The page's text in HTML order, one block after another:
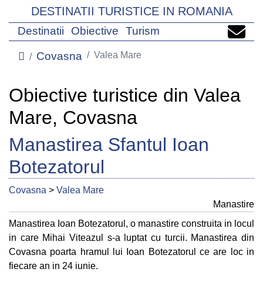
DESTINATII TURISTICE IN ROMANIA
Destinatii Obiective Turism
Covasna Valea Mare
Obiective turistice din Valea
Mare, Covasna
Manastirea Sfantul Ioan
Botezatorul
Covasna > Valea Mare
Manastire
Manastirea Ioan Botezatorul, o manastire construita in locul
in care Mihai Viteazul s-a luptat cu turcii. Manastirea din
Covasna poarta hramul lui Ioan Botezatorul ce are loc in
fiecare an in 24 iunie.